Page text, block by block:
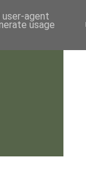
agent
usage